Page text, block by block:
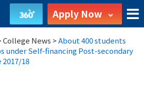
Apply Now
College News >About 400 students
under Self-financing Post-secondary
18